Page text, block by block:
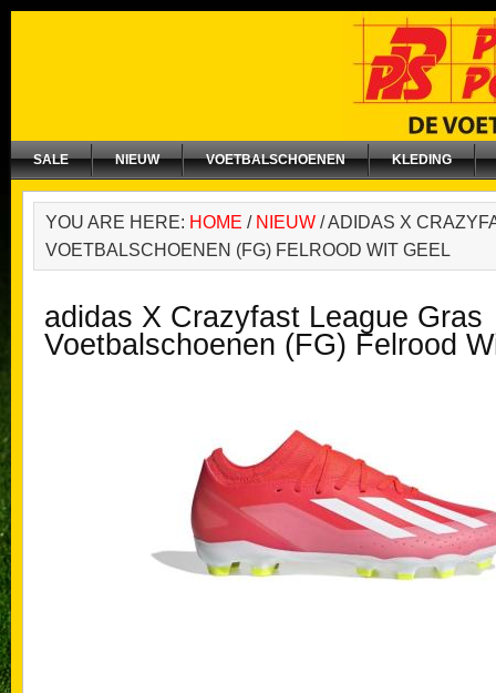
SALE NIEUW VOETBALSCHOENEN KLEDING
YOU ARE HERE: HOME / NIEUW /ADIDAS X
VOETBALSCHOENEN (FG) FELROOD WIT GEEL
adidas X Crazyfast League Gras
Voetbalschoenen (FG) Felrood